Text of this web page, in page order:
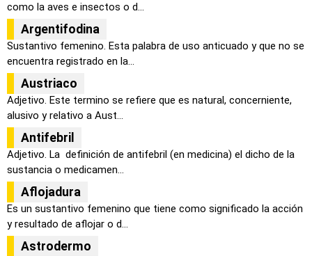
como la aves e insectos o d...
Argentifodina
Sustantivo femenino. Esta palabra de uso anticuado y que no se
encuentra registrado en la...
Austriaco
Adjetivo. Este termino se refiere que es natural, concerniente,
alusivo y relativo a Aust...
Antifebril
Adjetivo. La definición de antifebril (en medicina) el dicho de la
sustancia o medicamen...
Aflojadura
Es un sustantivo femenino que tiene como significado la acción
y resultado de aflojar o d...
Astrodermo